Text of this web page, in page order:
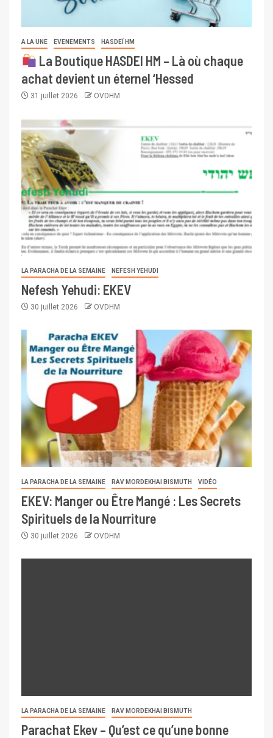
A LA UNE EVENEMENTS HASDEÏ HM
La Boutique HASDEI HM – Là où chaque
achat devient un éternel ‘Hessed
31 juillet 2026 OVDHM
LA PARACHA DE LA SEMAINE NEFESH YEHUDI
Nefesh Yehudi: EKEV
30 juillet 2026 OVDHM
LA PARACHA DE LA SEMAINE RAV MORDEKHAI BISMUTH VIDÉO
EKEV: Manger ou Être Mangé : Les Secrets
Spirituels de la Nourriture
30 juillet 2026 OVDHM
LA PARACHA DE LA SEMAINE RAV MORDEKHAI BISMUTH
Parachat Ekev – Qu’est ce qu’une bonne